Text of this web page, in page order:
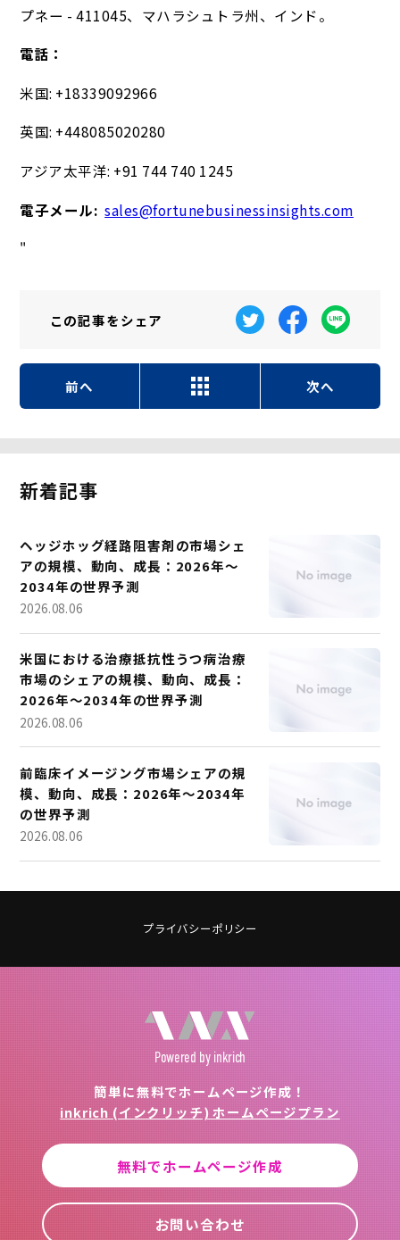
プネー - 411045、マハラシュトラ州、インド。
電話：
米国: +18339092966
英国: +448085020280
アジア太平洋: +91 744 740 1245
電子メール: sales@fortunebusinessinsights.com
"
この記事をシェア
前へ 次へ
新着記事
ヘッジホッグ経路阻害剤の市場シェ
アの規模、動向、成長：2026年～
2034年の世界予測
2026.08.06
米国における治療抵抗性うつ病治療
市場のシェアの規模、動向、成長：
2026年～2034年の世界予測
2026.08.06
前臨床イメージング市場シェアの規
模、動向、成長：2026年～2034年
の世界予測
2026.08.06
プライバシーポリシー
Powered by inkrich
簡単に無料でホームページ作成！
inkrich (インクリッチ) ホームページプラン
無料でホームページ作成
お問い合わせ